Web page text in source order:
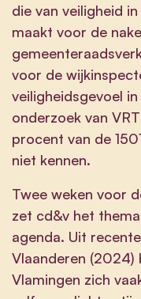
die van veiligheid
maakt voor de
voor de
veiligheidsgevoel
onderzoek van
procent van de
niet kennen.
Twee weken voor
zet cd&v het
agenda. Uit
Vlaanderen
Vlamingen zich